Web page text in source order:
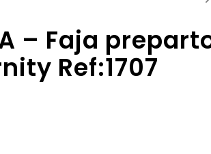
– Faja
Ref:1707